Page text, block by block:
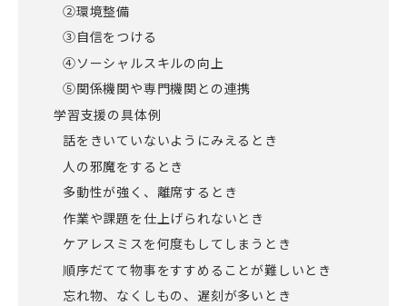
②環境整備
③自信をつける
④ソーシャルスキルの向上
⑤関係機関や専門機関との連携
学習支援の具体例
話をきいていないようにみえるとき
人の邪魔をするとき
多動性が強く、離席するとき
作業や課題を仕上げられないとき
ケアレスミスを何度もしてしまうとき
順序だてて物事をすすめることが難しいとき
忘れ物、なくしもの、遅刻が多いとき